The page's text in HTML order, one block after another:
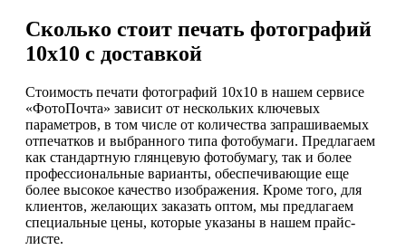
Сколько стоит печать фотографий
10х10 с доставкой
Стоимость печати фотографий 10х10 в нашем сервисе
«ФотоПочта» зависит от нескольких ключевых
параметров, в том числе от количества запрашиваемых
отпечатков и выбранного типа фотобумаги. Предлагаем
как стандартную глянцевую фотобумагу, так и более
профессиональные варианты, обеспечивающие еще
более высокое качество изображения. Кроме того, для
клиентов, желающих заказать оптом, мы предлагаем
специальные цены, которые указаны в нашем прайс-
листе.